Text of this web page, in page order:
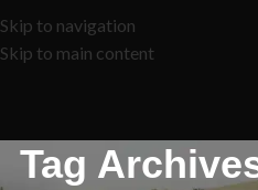
Skip to navigation
Skip to main content
Tag